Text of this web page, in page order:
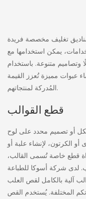
تغليف مخصصة فريدة
يمكن استخدامها مع
وتصاميم متنوعة. باستخدام
عبوات مميزة تُعزز القيمة
المُدركة لمنتجاتهم.
قطع القوالب
أو تصميم محدد على لوح
الكرتون، لإنشاء علبة أو
قطع خاصة تُسمى القالب،
لدى شركة أسوكا للطباعة
آلية بالكامل لقص العلب
المختلفة. يُستخدم القص